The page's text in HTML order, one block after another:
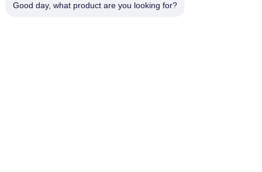
Good day, what product are you looking for?